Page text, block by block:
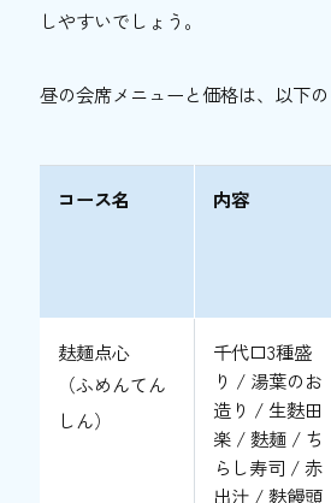
しやすいでしょう。
昼の会席メニューと価格は、以下の
コース名 内容
麸麺点心
（ふめんてん
しん）
千代口3種盛
り / 湯葉のお
造り / 生麩田
楽 / 麩麺 / ち
らし寿司 / 赤
出汁 / 麩饅頭